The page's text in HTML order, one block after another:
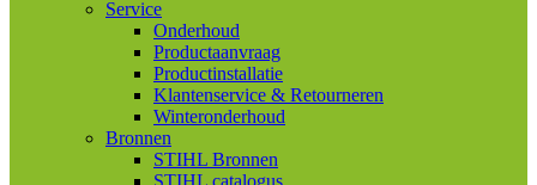
Service
Onderhoud
Productaanvraag
Productinstallatie
Klantenservice & Retourneren
Winteronderhoud
Bronnen
STIHL Bronnen
STIHL catalogus